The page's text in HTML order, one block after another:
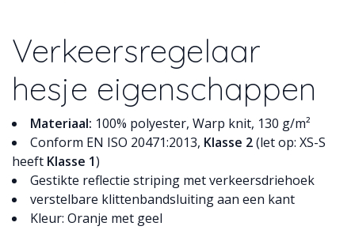
Verkeersregelaar
hesje eigenschappen
Materiaal: 100% polyester, Warp knit, 130 g/m²
Conform EN ISO 20471:2013, Klasse 2(let op: XS-S
heeft Klasse 1)
Gestikte reflectie striping met verkeersdriehoek
verstelbare klittenbandsluiting aan een kant
Kleur: Oranje met geel